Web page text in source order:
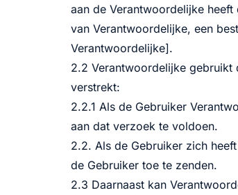
aan de Verantwoordelijke
van Verantwoordelijke, een
Verantwoordelijke].
2.2 Verantwoordelijke gebruikt
verstrekt:
2.2.1 Als de Gebruiker
aan dat verzoek te voldoen.
2.2. Als de Gebruiker zich
de Gebruiker toe te zenden.
2.3 Daarnaast kan